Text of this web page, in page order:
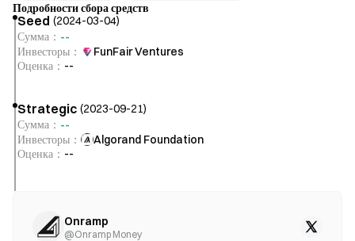
Onramp
@Onramp Money
Подробности сбора средств
Seed (2024-03-04)
Сумма ： --
Инвесторы ：
FunFair Ventures
Оценка ： --
Strategic (2023-09-21)
Сумма ： --
Инвесторы ：
Algorand Foundation
Оценка ： --